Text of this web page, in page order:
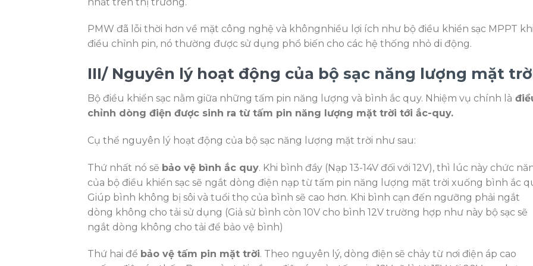
PMW đã lỗi thời hơn về mặt công nghệ và khôngnhiều lợi ích như bộ điều khiển sạc MPPT khi
điều chỉnh pin, nó thường được sử dụng phổ biến cho các hệ thống nhỏ di động.
III/ Nguyên lý hoạt động của bộ sạc năng lượng mặt
Bộ điều khiển sạc nằm giữa những tấm pin năng lượng và bình ắc quy. Nhiệm vụ chính là
chỉnh dòng điện được sinh ra từ tấm pin năng lượng mặt trời tới ắc-quy.
Cụ thể nguyên lý hoạt động của bộ sạc năng lượng mặt trời như sau:
Thứ nhất nó sẽ bảo vệ bình ắc quy. Khi bình đầy (Nạp 13-14V đối với 12V), thì lúc này chức
của bộ điều khiển sạc sẽ ngắt dòng điện nạp từ tấm pin năng lượng mặt trời xuống bình ắc
Giúp bình không bị sôi và tuổi thọ của bình sẽ cao hơn. Khi bình cạn đến ngưỡng phải ngắt
dòng không cho tải sử dụng (Giả sử bình còn 10V cho bình 12V trường hợp như này bộ sạc sẽ
ngắt dòng không cho tải để bảo vệ bình)
Thứ hai để bảo vệ tấm pin mặt trời. Theo nguyên lý, dòng điện sẽ chảy từ nơi điện áp cao